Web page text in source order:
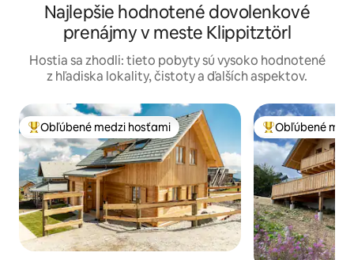
Najlepšie hodnotené dovolenkové
prenájmy v meste Klippitztörl
Hostia sa zhodli: tieto pobyty sú vysoko hodnotené
z hľadiska lokality, čistoty a ďalších aspektov.
Najobľúbenejšie medzi hosťami
Obľúbené medzi hosťami Najobľúbenejšie
Obľúbené